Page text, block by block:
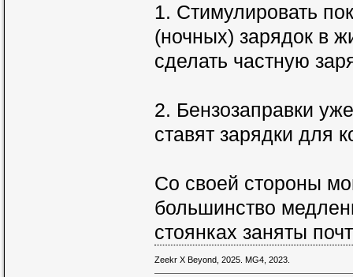
1. Стимулировать
(ночных) зарядок в
сделать частную
2. Бензозаправки
ставят зарядки для
Со своей стороны
большинство
стоянках заняты
Zeekr X Beyond, 2025. MG4, 2023.